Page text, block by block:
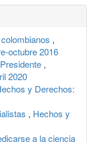
colombianos ,
octubre 2016
,
2020
y Derechos:
, Hechos y
a la ciencia